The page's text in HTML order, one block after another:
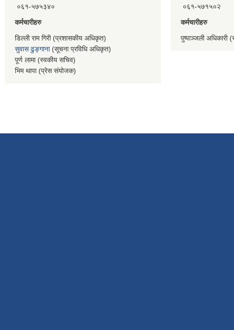
०६१-५७५३४०
कर्मचारीहरु
डिल्ली राम गिरी (प्रशासकीय अधिकृत)
सुवास ढुङ्गाना(सूचना प्रविधि अधिकृत)
पूर्ण लामा (स्वकीय सचिव)
भिम थापा (प्रेस संयोजक)
०६१-५७१५०२
कर्मचारीहरु
पुष्पाञ्जली अधिकारी